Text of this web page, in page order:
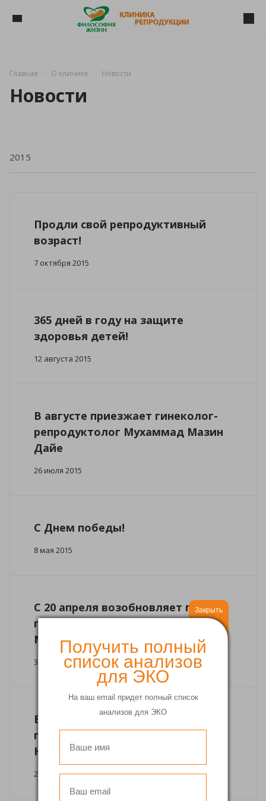
Получить полный
список анализов
для ЭКО
На ваш email придет полный список
анализов для ЭКО
Закрыть
Главная О клинике Новости
Новости
Продли свой репродуктивный
возраст!
7 октября 2015
365 дней в году на защите
здоровья детей!
12 августа 2015
В августе приезжает гинеколог-
репродуктолог Мухаммад Мазин
Дайе
26 июля 2015
C Днем победы!
8 мая 2015
С 20 апреля возобновляет прием
гинеколог-репродуктолог
Мухаммад Мазин Дайе
30 марта 2015
В клинике начинает прием
гинеколог-репродуктолог
Козловская Екатерина Сергеевна
25 марта 2015